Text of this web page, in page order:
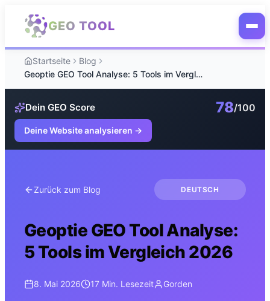
Zum Hauptinhalt springen
GEO TOOL
Startseite
Blog
Geoptie GEO Tool Analyse: 5 Tools im Vergleich 2026
Dein GEO Score 78/100
Deine Website analysieren →
Zurück zum Blog DEUTSCH
Geoptie GEO Tool Analyse:
5 Tools im Vergleich 2026
8. Mai 2026 17 Min. Lesezeit Gorden